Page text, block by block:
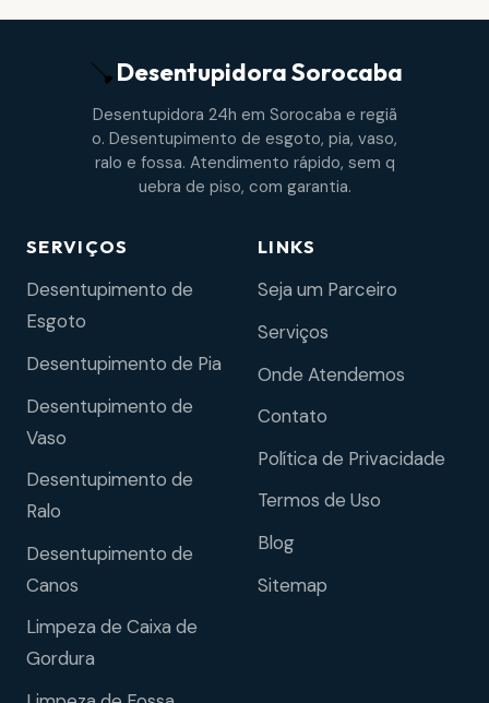
DesentupidoraSorocaba
Desentupidora 24h em Sorocaba e regiã
o. Desentupimento de esgoto, pia, vaso,
ralo e fossa. Atendimento rápido, sem q
uebra de piso, com garantia.
SERVIÇOS
Desentupimento de
Esgoto
Desentupimento de Pia
Desentupimento de
Vaso
Desentupimento de
Ralo
Desentupimento de
Canos
Limpeza de Caixa de
Gordura
LINKS
Seja um Parceiro
Serviços
Onde Atendemos
Contato
Política de Privacidade
Termos de Uso
Blog
Sitemap